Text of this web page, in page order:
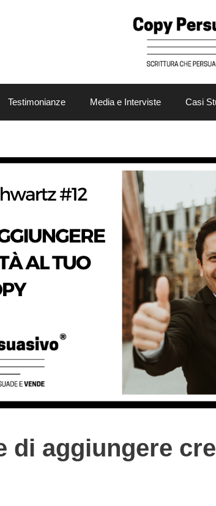
Testimonianze Media e Interviste Casi
di aggiungere